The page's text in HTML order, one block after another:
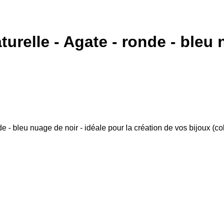
- Agate - ronde - bleu
- bleu nuage de noir - idéale pour la création de vos bijoux